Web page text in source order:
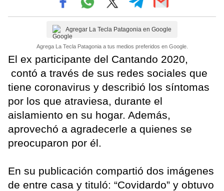
Agregar La Tecla Patagonia en Google
Agrega La Tecla Patagonia a tus medios preferidos en Google.
El ex participante del Cantando 2020,
contó a través de sus redes sociales que
tiene coronavirus y describió los síntomas
por los que atraviesa, durante el
aislamiento en su hogar. Además,
aprovechó a agradecerle a quienes se
preocuparon por él.
En su publicación compartió dos imágenes
de entre casa y tituló: “Covidardo” y obtuvo